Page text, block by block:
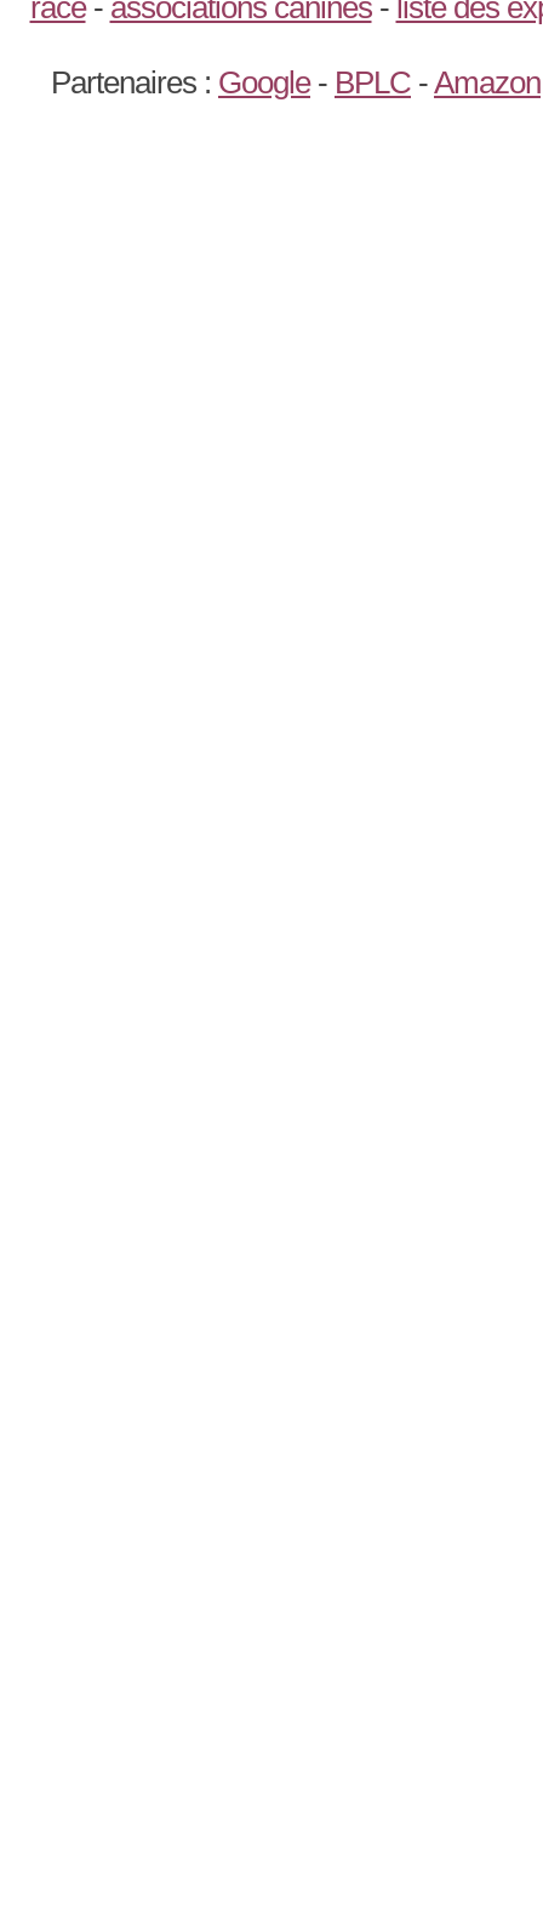
race- associations canines- liste des
Partenaires : Google- BPLC -Amazon